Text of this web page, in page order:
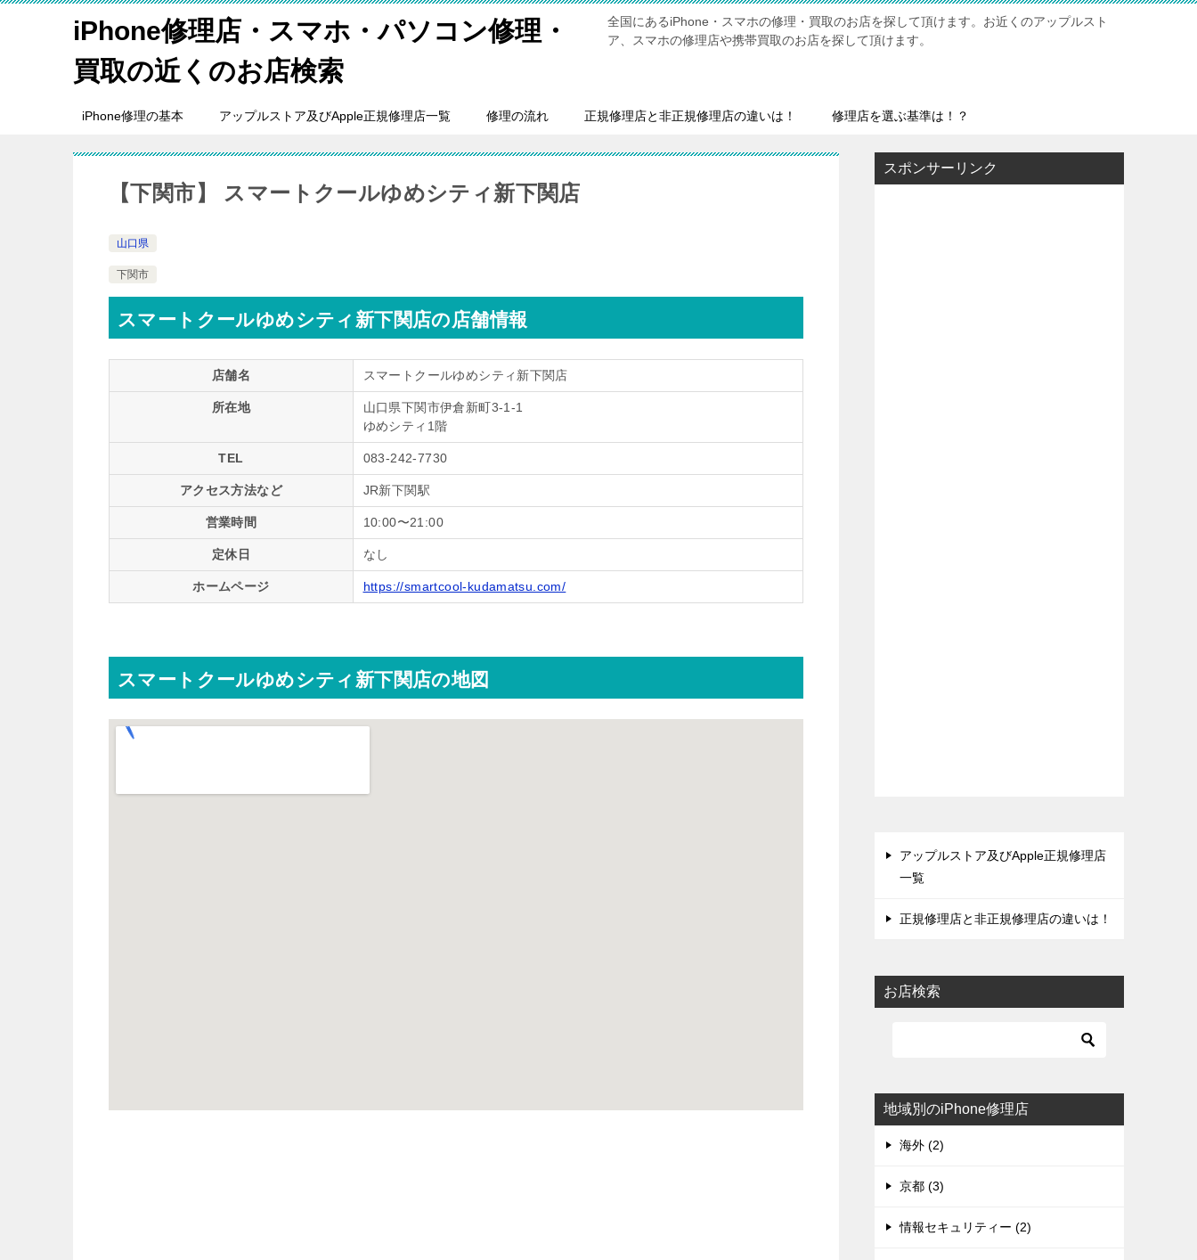
iPhone修理店・スマホ・パソコン修理・
買取の近くのお店検索
全国にあるiPhone・スマホの修理・買取のお店を探して頂けます。お近くのアップルスト
ア、スマホの修理店や携帯買取のお店を探して頂けます。
iPhone修理の基本 アップルストア及びApple正規修理店一覧 修理の流れ 正規修理店と非正規修理店の違いは！ 修理店を選ぶ基準は！？
【下関市】 スマートクールゆめシティ新下関店
山口県
下関市
スマートクールゆめシティ新下関店の店舗情報
店舗名 スマートクールゆめシティ新下関店
所在地
山口県下関市伊倉新町3-1-1
ゆめシティ1階
TEL 083-242-7730
アクセス方法など JR新下関駅
営業時間 10:00〜21:00
定休日 なし
ホームページ https://smartcool-kudamatsu.com/
スマートクールゆめシティ新下関店の地図
スポンサーリンク
アップルストア及びApple正規修理店
一覧
正規修理店と非正規修理店の違いは！
お店検索
地域別のiPhone修理店
海外 (2)
京都 (3)
情報セキュリティー (2)